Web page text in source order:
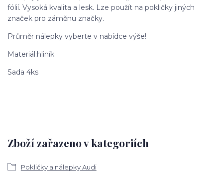
fólií. Vysoká kvalita a lesk. Lze použít na pokličky jiných
značek pro záměnu značky.
Průměr nálepky vyberte v nabídce výše!
Materiál:hliník
Sada 4ks
Zboží zařazeno v kategoriích
Pokličky a nálepky Audi